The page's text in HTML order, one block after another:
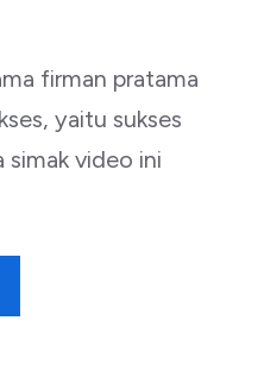
firman pratama
yaitu sukses
simak video ini